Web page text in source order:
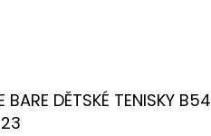
BARE DĚTSKÉ TENISKY